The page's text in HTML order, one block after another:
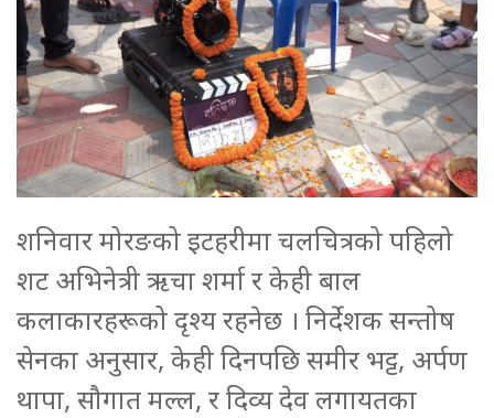
शनिवार मोरङको इटहरीमा चलचित्रको पहिलो
शट अभिनेत्री ऋचा शर्मा र केही बाल
कलाकारहरूको दृश्य रहनेछ । निर्देशक सन्तोष
सेनका अनुसार, केही दिनपछि समीर भट्ट, अर्पण
थापा, सौगात मल्ल, र दिव्य देव लगायतका